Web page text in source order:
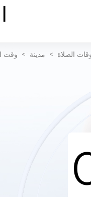
الصلاة > مدينة > وقت